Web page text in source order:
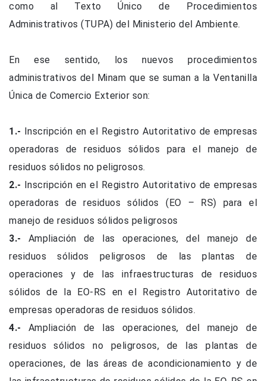
como al Texto Único de Procedimientos
Administrativos (TUPA) del Ministerio del Ambiente.
En ese sentido, los nuevos procedimientos
administrativos del Minam que se suman a la Ventanilla
Única de Comercio Exterior son:
1.- Inscripción en el Registro Autoritativo de empresas
operadoras de residuos sólidos para el manejo de
residuos sólidos no peligrosos.
2.- Inscripción en el Registro Autoritativo de empresas
operadoras de residuos sólidos (EO – RS) para el
manejo de residuos sólidos peligrosos
3.- Ampliación de las operaciones, del manejo de
residuos sólidos peligrosos de las plantas de
operaciones y de las infraestructuras de residuos
sólidos de la EO-RS en el Registro Autoritativo de
empresas operadoras de residuos sólidos.
4.- Ampliación de las operaciones, del manejo de
residuos sólidos no peligrosos, de las plantas de
operaciones, de las áreas de acondicionamiento y de